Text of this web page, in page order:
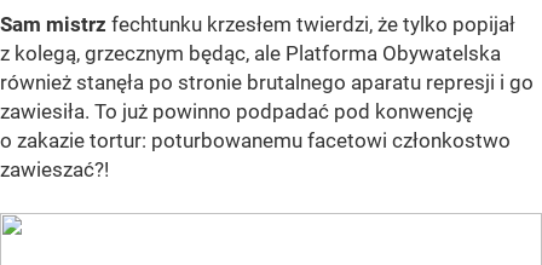
Sam mistrz fechtunku krzesłem twierdzi, że tylko popijał
z kolegą, grzecznym będąc, ale Platforma Obywatelska
również stanęła po stronie brutalnego aparatu represji i go
zawiesiła. To już powinno podpadać pod konwencję
o zakazie tortur: poturbowanemu facetowi członkostwo
zawieszać?!